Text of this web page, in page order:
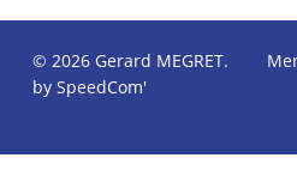
© 2026 Gerard MEGRET.
by SpeedCom'